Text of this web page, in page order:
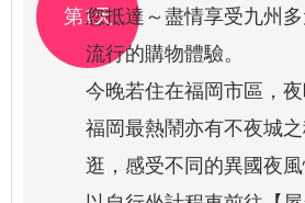
第1天
您抵達～盡情享受九州
流行的購物體驗。
今晚若住在福岡市區，
福岡最熱鬧亦有不夜城
逛，感受不同的異國夜